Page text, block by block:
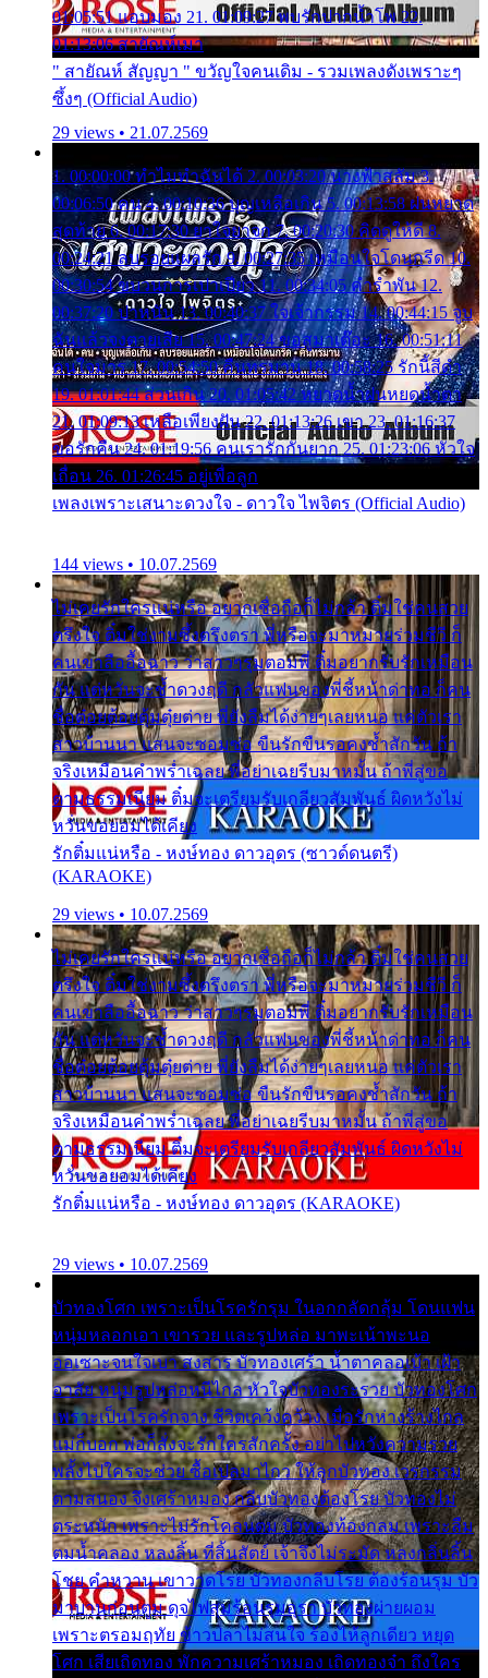
01:05:51 แอบมอง 21. 01:09:27 พบรักปากน้ำโพ 22.
01:13:06 สายัณห์เมา
" สายัณห์ สัญญา " ขวัญใจคนเดิม - รวมเพลงดังเพราะๆ
ซึ้งๆ (Official Audio)
29 views • 21.07.2569
1. 00:00:00 ทำไมทำฉันได้ 2. 00:03:20 นางฟ้าสลัม 3.
00:06:50 คน 4. 00:10:36 บุญเหลือเกิน 5. 00:13:58 ฝนหยาด
สุดท้าย 6. 00:17:30 ยาใจยาจก 7. 00:20:30 คิดดูให้ดี 8.
00:24:21 ลบรอยแผลรัก 9. 00:27:35 เหมือนใจโดนกรีด 10.
00:30:54 ขบวนการเปาเปียว 11. 00:34:05 คำรำพัน 12.
00:37:20 ปาหนัน 13. 00:40:37 ใจเจ้ากรรม 14. 00:44:15 จูบ
ฉันแล้วจงตายเสีย 15. 00:47:24 ขอสูมาเต๊อะ 16. 00:51:11
คนใจมาร 17. 00:54:50 คืนทรมาน 18. 00:58:25 รักนี้สีดำ
19. 01:01:44 ส่วนเกิน 20. 01:05:42 หยาดน้ำฝนหยดน้ำตา
21. 01:09:13 เหลือเพียงฝัน 22. 01:13:26 เขา 23. 01:16:37
ขอรักคืน 24. 01:19:56 คนเรารักกันยาก 25. 01:23:06 หัวใจ
เถื่อน 26. 01:26:45 อยู่เพื่อลูก
เพลงเพราะเสนาะดวงใจ - ดาวใจ ไพจิตร (Official Audio)
144 views • 10.07.2569
ไม่เคยรักใครแน่หรือ อยากเชื่อถือก็ไม่กล้า ติ๋มใช่คนสวย
ตรึงใจ ติ๋มใช่งามซึ้งตรึงตรา พี่หรือจะมาหมายร่วมชีวี ก็
คนเขาลืออื้อฉาว ว่าสาวๆรุมตอมพี่ ติ๋มอยากรับรักเหมือน
กัน แต่หวั่นจะช้ำดวงฤดี กลัวแฟนของพี่ชี้หน้าด่าทอ ก็คน
ชื่อต๋อยต้อยตุ้มตุ๋ยต่าย พี่ยังลืมได้ง่ายๆเลยหนอ แค่ตัวเรา
สาวบ้านนา แสนจะซอมซ่อ ขืนรักขืนรอคงช้ำสักวัน ถ้า
จริงเหมือนคำพร่ำเฉลย พี่อย่าเฉยรีบมาหมั้น ถ้าพี่สู่ขอ
ตามธรรมเนียม ติ๋มจะเตรียมรับเกลียวสัมพันธ์ ผิดหวังไม่
หวั่นขอยอมได้เคียง
รักติ๋มแน่หรือ - หงษ์ทอง ดาวอุดร (ซาวด์ดนตรี)
(KARAOKE)
29 views • 10.07.2569
ไม่เคยรักใครแน่หรือ อยากเชื่อถือก็ไม่กล้า ติ๋มใช่คนสวย
ตรึงใจ ติ๋มใช่งามซึ้งตรึงตรา พี่หรือจะมาหมายร่วมชีวี ก็
คนเขาลืออื้อฉาว ว่าสาวๆรุมตอมพี่ ติ๋มอยากรับรักเหมือน
กัน แต่หวั่นจะช้ำดวงฤดี กลัวแฟนของพี่ชี้หน้าด่าทอ ก็คน
ชื่อต๋อยต้อยตุ้มตุ๋ยต่าย พี่ยังลืมได้ง่ายๆเลยหนอ แค่ตัวเรา
สาวบ้านนา แสนจะซอมซ่อ ขืนรักขืนรอคงช้ำสักวัน ถ้า
จริงเหมือนคำพร่ำเฉลย พี่อย่าเฉยรีบมาหมั้น ถ้าพี่สู่ขอ
ตามธรรมเนียม ติ๋มจะเตรียมรับเกลียวสัมพันธ์ ผิดหวังไม่
หวั่นขอยอมได้เคียง
รักติ๋มแน่หรือ - หงษ์ทอง ดาวอุดร (KARAOKE)
29 views • 10.07.2569
บัวทองโศก เพราะเป็นโรครักรุม ในอกกลัดกลุ้ม โดนแฟน
หนุ่มหลอกเอา เขารวย และรูปหล่อ มาพะเน้าพะนอ
ออเซาะจนใจเบา สงสาร บัวทองเศร้า น้ำตาคลอเบ้า เฝ้า
อาลัย หนุ่มรูปหล่อหนีไกล หัวใจบัวทองระรวย บัวทองโศก
เพราะเป็นโรครักจาง ชีวิตเคว้งคว้าง เมื่อรักห่างร้างไกล
แม่ก็บอก พ่อก็สั่งจะรักใครสักครั้ง อย่าไปหวังความรวย
พลั้งไปใครจะช่วย ซื้อเปลมาไกว ให้ลูกบัวทอง เวรกรรม
ตามสนอง จึงเศร้าหมอง กลีบบัวทองต้องโรย บัวทองไม่
ตระหนัก เพราะไม่รักโคลนตม บัวทองท้องกลม เพราะลืม
ตมน้ำคลอง หลงลิ้น ที่สิ้นสัตย์ เจ้าจึงไม่ระมัด หลงกลิ่นลิ้น
โชย คำหวาน เขาวาดโรย บัวทองกลีบโรย ต้องร้อนรุม บัว
มาบานก่อนตูม ดุจไฟสุมร้อนรุมอุรา บัวทองผ่ายผอม
เพราะตรอมฤทัย ข้าวปลาไม่สนใจ ร้องไห้ลูกเดียว หยุด
โศก เสียเถิดทอง พักความเศร้าหมอง เถิดทองจ๋า ถึงใคร